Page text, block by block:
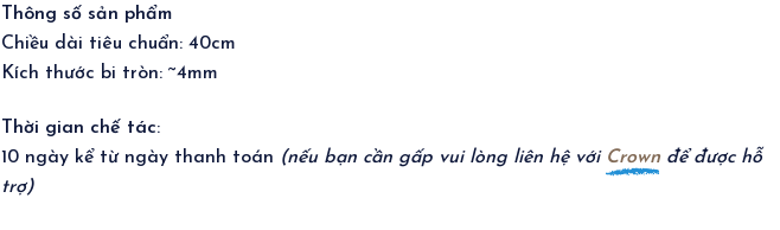
Thông số sản phẩm
Chiều dài tiêu chuẩn: 40cm
Kích thước bi tròn: ~4mm
Thời gian chế tác:
10 ngày kể từ ngày thanh toán (nếu bạn cần gấp vui lòng liên hệ với Crownđể được hỗ
trợ)